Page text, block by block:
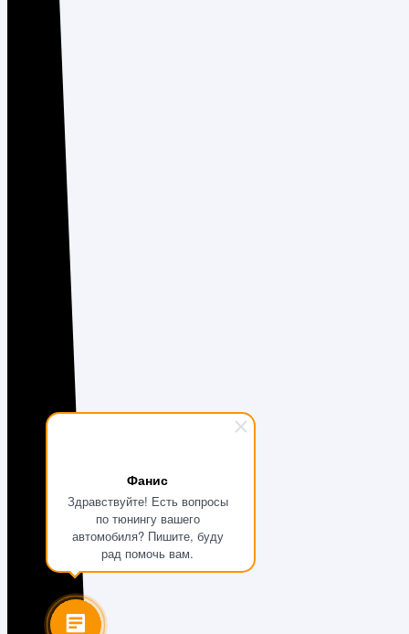
Фанис
Здравствуйте! Есть вопросы
по тюнингу вашего
автомобиля? Пишите, буду
рад помочь вам.